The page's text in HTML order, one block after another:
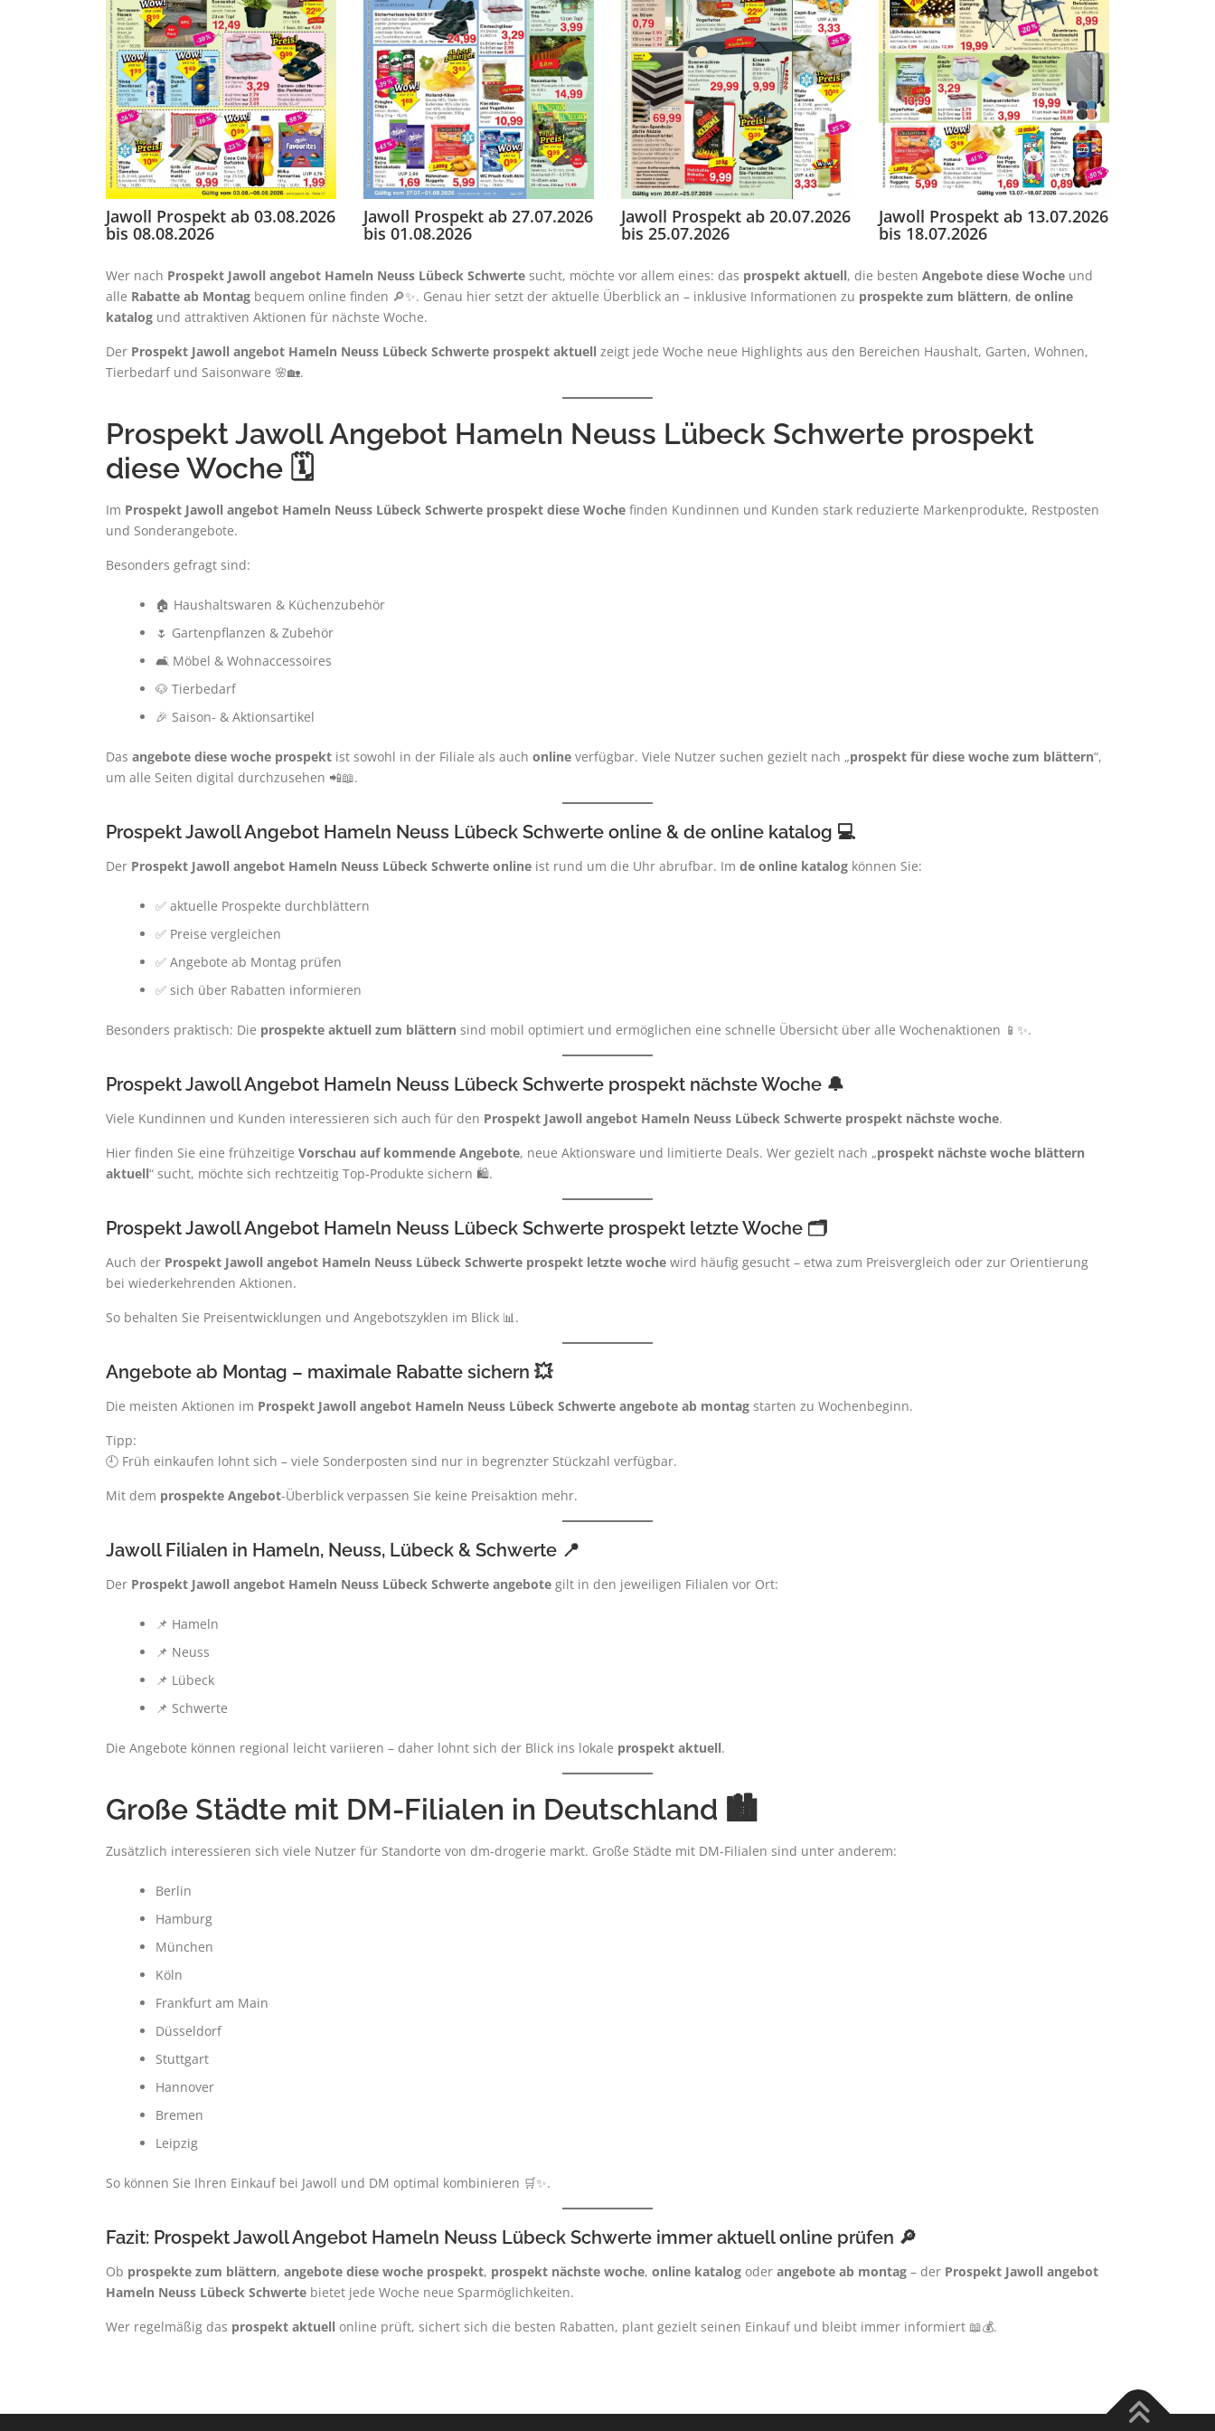
Jawoll Prospekt ab 03.08.2026
bis 08.08.2026
Jawoll Prospekt ab 27.07.2026
bis 01.08.2026
Jawoll Prospekt ab 20.07.2026
bis 25.07.2026
Jawoll Prospekt ab 13.07.2026
bis 18.07.2026
Wer nach Prospekt Jawoll angebot Hameln Neuss Lübeck Schwerte sucht, möchte vor allem eines: das prospekt aktuell, die besten Angebote diese Woche und
alle Rabatte ab Montag bequem online finden 🔎✨. Genau hier setzt der aktuelle Überblick an – inklusive Informationen zu prospekte zum blättern, de online
katalog und attraktiven Aktionen für nächste Woche.
Der Prospekt Jawoll angebot Hameln Neuss Lübeck Schwerte prospekt aktuell zeigt jede Woche neue Highlights aus den Bereichen Haushalt, Garten, Wohnen,
Tierbedarf und Saisonware 🌸🏡.
Prospekt Jawoll Angebot Hameln Neuss Lübeck Schwerte prospekt
diese Woche 🗓️
Im Prospekt Jawoll angebot Hameln Neuss Lübeck Schwerte prospekt diese Woche finden Kundinnen und Kunden stark reduzierte Markenprodukte, Restposten
und Sonderangebote.
Besonders gefragt sind:
🏠 Haushaltswaren & Küchenzubehör
🌷 Gartenpflanzen & Zubehör
🛋️ Möbel & Wohnaccessoires
🐶 Tierbedarf
🎉 Saison- & Aktionsartikel
Das angebote diese woche prospekt ist sowohl in der Filiale als auch online verfügbar. Viele Nutzer suchen gezielt nach „prospekt für diese woche zum blättern“,
um alle Seiten digital durchzusehen 📲📖.
Prospekt Jawoll Angebot Hameln Neuss Lübeck Schwerte online & de online katalog 💻
Der Prospekt Jawoll angebot Hameln Neuss Lübeck Schwerte online ist rund um die Uhr abrufbar. Im de online katalog können Sie:
✅ aktuelle Prospekte durchblättern
✅ Preise vergleichen
✅ Angebote ab Montag prüfen
✅ sich über Rabatten informieren
Besonders praktisch: Die prospekte aktuell zum blättern sind mobil optimiert und ermöglichen eine schnelle Übersicht über alle Wochenaktionen 📱✨.
Prospekt Jawoll Angebot Hameln Neuss Lübeck Schwerte prospekt nächste Woche 🔔
Viele Kundinnen und Kunden interessieren sich auch für den Prospekt Jawoll angebot Hameln Neuss Lübeck Schwerte prospekt nächste woche.
Hier finden Sie eine frühzeitige Vorschau auf kommende Angebote, neue Aktionsware und limitierte Deals. Wer gezielt nach „prospekt nächste woche blättern
aktuell“ sucht, möchte sich rechtzeitig Top-Produkte sichern 🛍️.
Prospekt Jawoll Angebot Hameln Neuss Lübeck Schwerte prospekt letzte Woche 🗂️
Auch der Prospekt Jawoll angebot Hameln Neuss Lübeck Schwerte prospekt letzte woche wird häufig gesucht – etwa zum Preisvergleich oder zur Orientierung
bei wiederkehrenden Aktionen.
So behalten Sie Preisentwicklungen und Angebotszyklen im Blick 📊.
Angebote ab Montag – maximale Rabatte sichern 💥
Die meisten Aktionen im Prospekt Jawoll angebot Hameln Neuss Lübeck Schwerte angebote ab montag starten zu Wochenbeginn.
Tipp:
🕘 Früh einkaufen lohnt sich – viele Sonderposten sind nur in begrenzter Stückzahl verfügbar.
Mit dem prospekte Angebot-Überblick verpassen Sie keine Preisaktion mehr.
Jawoll Filialen in Hameln, Neuss, Lübeck & Schwerte 📍
Der Prospekt Jawoll angebot Hameln Neuss Lübeck Schwerte angebote gilt in den jeweiligen Filialen vor Ort:
📌 Hameln
📌 Neuss
📌 Lübeck
📌 Schwerte
Die Angebote können regional leicht variieren – daher lohnt sich der Blick ins lokale prospekt aktuell.
Große Städte mit DM-Filialen in Deutschland 🏙️
Zusätzlich interessieren sich viele Nutzer für Standorte von dm-drogerie markt. Große Städte mit DM-Filialen sind unter anderem:
Berlin
Hamburg
München
Köln
Frankfurt am Main
Düsseldorf
Stuttgart
Hannover
Bremen
Leipzig
So können Sie Ihren Einkauf bei Jawoll und DM optimal kombinieren 🛒✨.
Fazit: Prospekt Jawoll Angebot Hameln Neuss Lübeck Schwerte immer aktuell online prüfen 🔎
Ob prospekte zum blättern, angebote diese woche prospekt, prospekt nächste woche, online katalog oder angebote ab montag – der Prospekt Jawoll angebot
Hameln Neuss Lübeck Schwerte bietet jede Woche neue Sparmöglichkeiten.
Wer regelmäßig das prospekt aktuell online prüft, sichert sich die besten Rabatten, plant gezielt seinen Einkauf und bleibt immer informiert 📖💰.